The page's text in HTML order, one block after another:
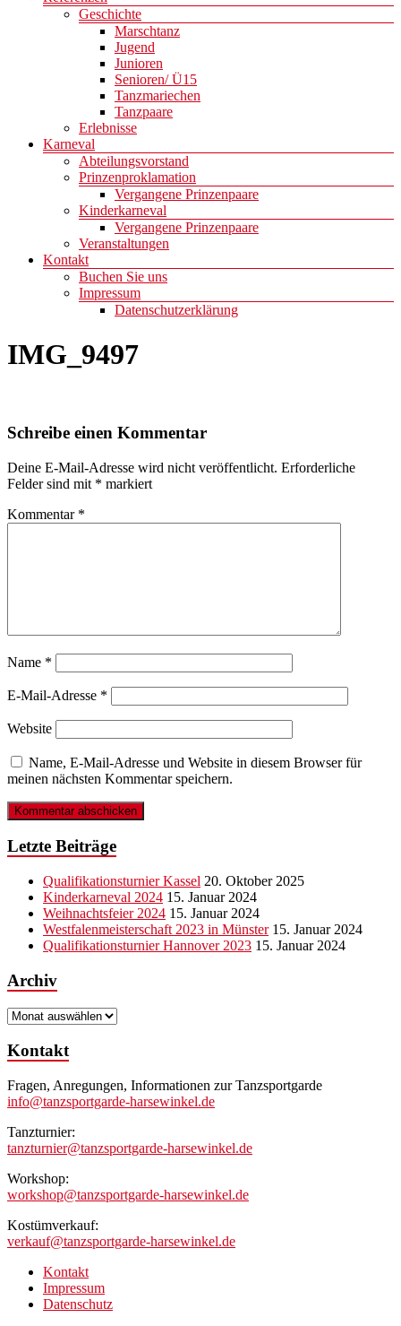
Geschichte
Marschtanz
Jugend
Junioren
Senioren/ Ü15
Tanzmariechen
Tanzpaare
Erlebnisse
Karneval
Abteilungsvorstand
Prinzenproklamation
Vergangene Prinzenpaare
Kinderkarneval
Vergangene Prinzenpaare
Veranstaltungen
Kontakt
Buchen Sie uns
Impressum
Datenschutzerklärung
IMG_9497
Schreibe einen Kommentar
Deine E-Mail-Adresse wird nicht veröffentlicht. Erforderliche
Felder sind mit * markiert
Kommentar *
Name *
E-Mail-Adresse *
Website
Name, E-Mail-Adresse und Website in diesem Browser für
meinen nächsten Kommentar speichern.
Letzte Beiträge
Qualifikationsturnier Kassel 20. Oktober 2025
Kinderkarneval 2024 15. Januar 2024
Weihnachtsfeier 2024 15. Januar 2024
Westfalenmeisterschaft 2023 in Münster 15. Januar 2024
Qualifikationsturnier Hannover 2023 15. Januar 2024
Archiv
Archiv
Kontakt
Fragen, Anregungen, Informationen zur Tanzsportgarde
info@tanzsportgarde-harsewinkel.de
Tanzturnier:
tanzturnier@tanzsportgarde-harsewinkel.de
Workshop:
workshop@tanzsportgarde-harsewinkel.de
Kostümverkauf:
verkauf@tanzsportgarde-harsewinkel.de
Kontakt
Impressum
Datenschutz